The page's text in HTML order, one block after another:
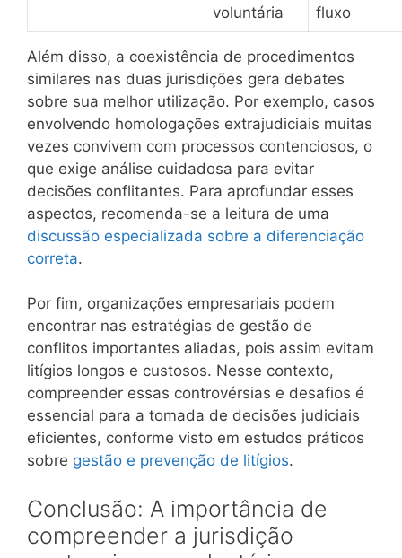
voluntária
fluxo
Além disso, a coexistência de procedimentos
similares nas duas jurisdições gera debates
sobre sua melhor utilização. Por exemplo, casos
envolvendo homologações extrajudiciais muitas
vezes convivem com processos contenciosos, o
que exige análise cuidadosa para evitar
decisões conflitantes. Para aprofundar esses
aspectos, recomenda-se a leitura de uma
discussão especializada sobre a diferenciação
correta.
Por fim, organizações empresariais podem
encontrar nas estratégias de gestão de
conflitos importantes aliadas, pois assim evitam
litígios longos e custosos. Nesse contexto,
compreender essas controvérsias e desafios é
essencial para a tomada de decisões judiciais
eficientes, conforme visto em estudos práticos
sobre gestão e prevenção de litígios.
Conclusão: A importância de
compreender a jurisdição